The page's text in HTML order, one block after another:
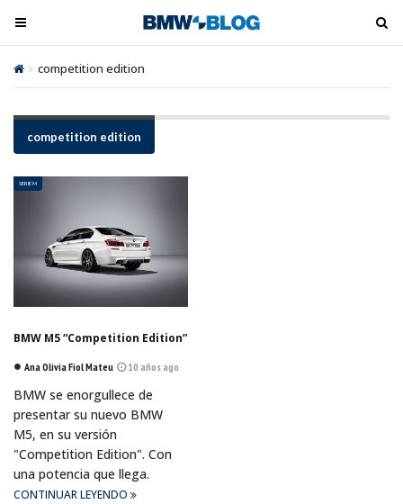
M
e
n
ú
o
g
l
M
e
ú
competition edition
competition edition
SERIE M
BMW M5 “Competition Edition”
Ana Olivia Fiol Mateu 10 años ago
BMW se enorgullece de
presentar su nuevo BMW
M5, en su versión
"Competition Edition". Con
una potencia que llega.
CONTINUAR LEYENDO